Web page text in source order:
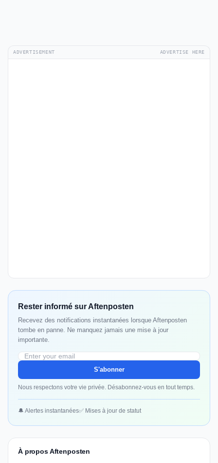
ADVERTISEMENT ADVERTISE HERE
Rester informé sur Aftenposten
Recevez des notifications instantanées lorsque Aftenposten
tombe en panne. Ne manquez jamais une mise à jour
importante.
S'abonner
Nous respectons votre vie privée. Désabonnez-vous en tout temps.
🔔 Alertes instantanées✅ Mises à jour de statut
À propos Aftenposten